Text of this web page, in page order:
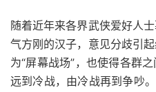
随着近年来各界武侠爱好人
气方刚的汉子，意见分歧引
为“屏幕战场”，也使得各群
远到冷战，由冷战再到争吵